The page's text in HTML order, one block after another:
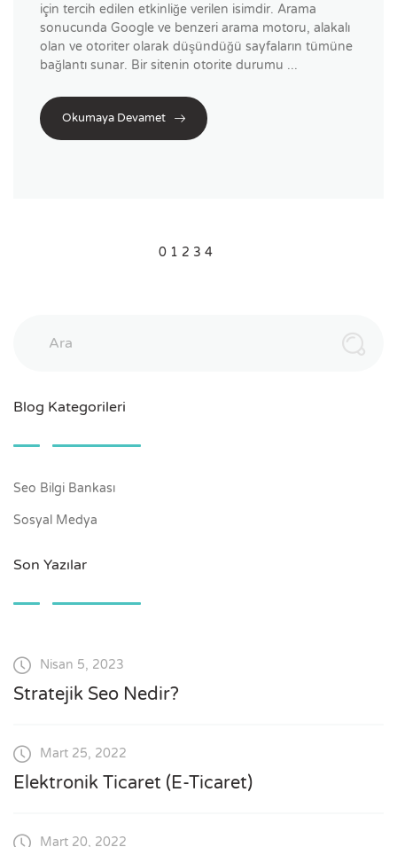
için tercih edilen etkinliğe verilen isimdir. Arama
sonucunda Google ve benzeri arama motoru, alakalı
olan ve otoriter olarak düşündüğü sayfaların tümüne
bağlantı sunar. Bir sitenin otorite durumu ...
Okumaya Devamet
0 1 2 3 4
Blog Kategorileri
Seo Bilgi Bankası
Sosyal Medya
Son Yazılar
Nisan 5, 2023
Stratejik Seo Nedir?
Mart 25, 2022
Elektronik Ticaret (E-Ticaret)
Mart 20, 2022